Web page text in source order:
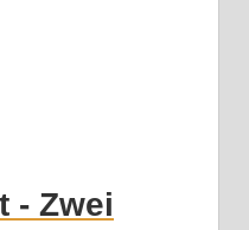
- Zwei